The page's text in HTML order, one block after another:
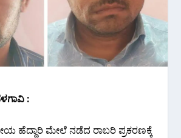
:
ಹೆದ್ದಾರಿ ಮೇಲೆ ನಡೆದ ರಾಬರಿ ಪ್ರಕರಣಕ್ಕೆ